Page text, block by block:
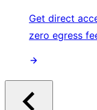
Get direct
zero egress